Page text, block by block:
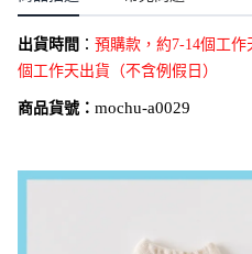
出貨時間 ： 預購款 ，約7-14個工
個工作天出貨（不含例假日）
商品貨號： mochu-a0029